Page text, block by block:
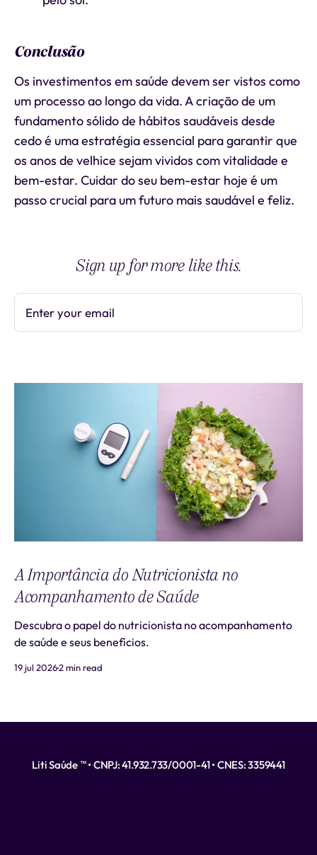
Conclusão
Os investimentos em saúde devem ser vistos como
um processo ao longo da vida. A criação de um
fundamento sólido de hábitos saudáveis desde
cedo é uma estratégia essencial para garantir que
os anos de velhice sejam vividos com vitalidade e
bem-estar. Cuidar do seu bem-estar hoje é um
passo crucial para um futuro mais saudável e feliz.
Sign up for more like this.
Enter your email
A Importância do Nutricionista no
Acompanhamento de Saúde
Descubra o papel do nutricionista no acompanhamento
de saúde e seus benefícios.
19 jul 20262 min read
Liti Saúde ™ • CNPJ: 41.932.733/0001-41 • CNES: 3359441